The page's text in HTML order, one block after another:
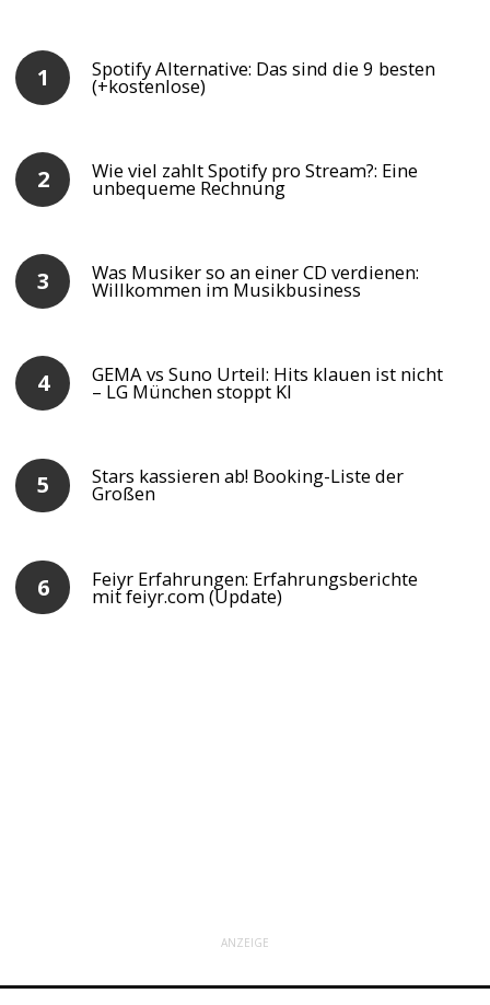
Spotify Alternative: Das sind die 9 besten
(+kostenlose)
Wie viel zahlt Spotify pro Stream?: Eine
unbequeme Rechnung
Was Musiker so an einer CD verdienen:
Willkommen im Musikbusiness
GEMA vs Suno Urteil: Hits klauen ist nicht
– LG München stoppt KI
Stars kassieren ab! Booking-Liste der
Großen
Feiyr Erfahrungen: Erfahrungsberichte
mit feiyr.com (Update)
ANZEIGE